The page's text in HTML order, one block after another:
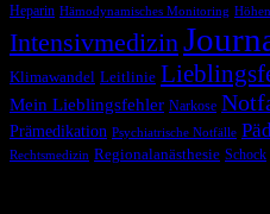
Heparin Hämodynamisches Monitoring
Intensivmedizin
Klimawandel Leitlinie
Mein Lieblingsfehler Narkose
Prämedikation Psychiatrische Notfälle
Rechtsmedizin Regionalanästhesie Schock